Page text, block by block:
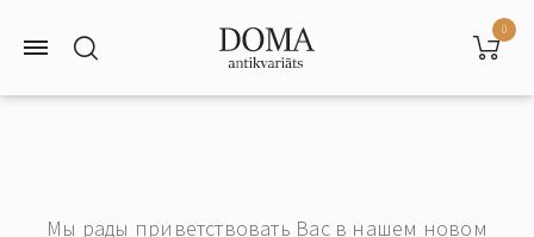
0
Мы рады приветствовать Вас в нашем новом